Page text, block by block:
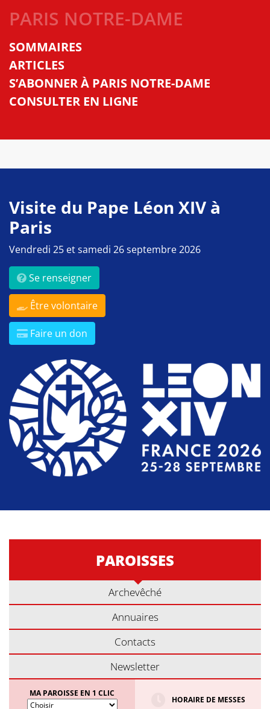
PARIS NOTRE-DAME
SOMMAIRES
ARTICLES
S’ABONNER À PARIS NOTRE-DAME
CONSULTER EN LIGNE
Visite du Pape Léon XIV à
Paris
Vendredi 25 et samedi 26 septembre 2026
Se renseigner
Être volontaire
Faire un don
PAROISSES
Archevêché
Annuaires
Contacts
Newsletter
MA PAROISSE EN 1 CLIC
HORAIRE DE MESSES